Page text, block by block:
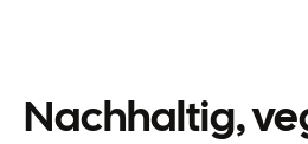
Nachhaltig,